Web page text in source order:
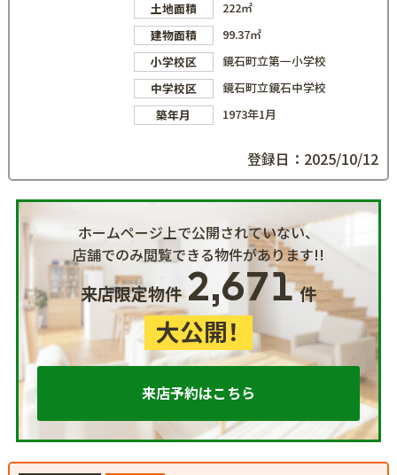
土地面積
222㎡
建物面積
99.37㎡
小学校区
鏡石町立第一小学校
中学校区
鏡石町立鏡石中学校
築年月
1973年1月
登録日：2025/10/12
ホームページ上で公開されていない、
店舗でのみ閲覧できる物件があります!!
来店限定物件2,671件
大公開！
来店予約はこちら